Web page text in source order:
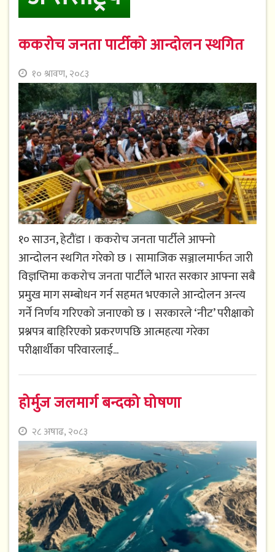
ककरोच जनता पार्टीको आन्दोलन स्थगित
१० श्रावण, २०८३
१० साउन, हेटौंडा । ककरोच जनता पार्टीले आफ्नो
आन्दोलन स्थगित गरेको छ । सामाजिक सञ्जालमार्फत जारी
विज्ञप्तिमा ककरोच जनता पार्टीले भारत सरकार आफ्ना सबै
प्रमुख माग सम्बोधन गर्न सहमत भएकाले आन्दोलन अन्त्य
गर्ने निर्णय गरिएको जनाएको छ । सरकारले ‘नीट’ परीक्षाको
प्रश्नपत्र बाहिरिएको प्रकरणपछि आत्महत्या गरेका
परीक्षार्थीका परिवारलाई...
होर्मुज जलमार्ग बन्दको घोषणा
२८ अषाढ, २०८३